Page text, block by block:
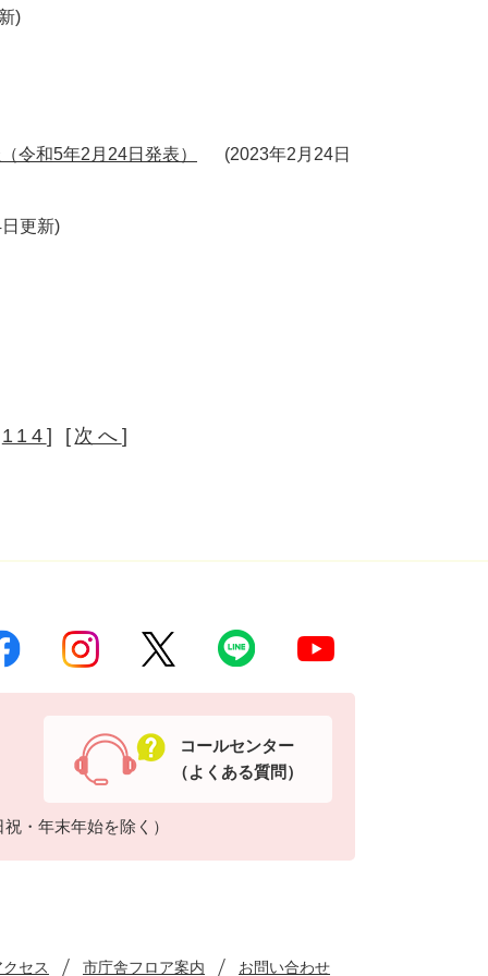
令和5年2月24日発表） 2023年2月24日
更新
114 ] [ 次へ ]
・年末年始を除く）
コールセンター
（よくある質問）
セス 市庁舎フロア案内 お問い合わせ